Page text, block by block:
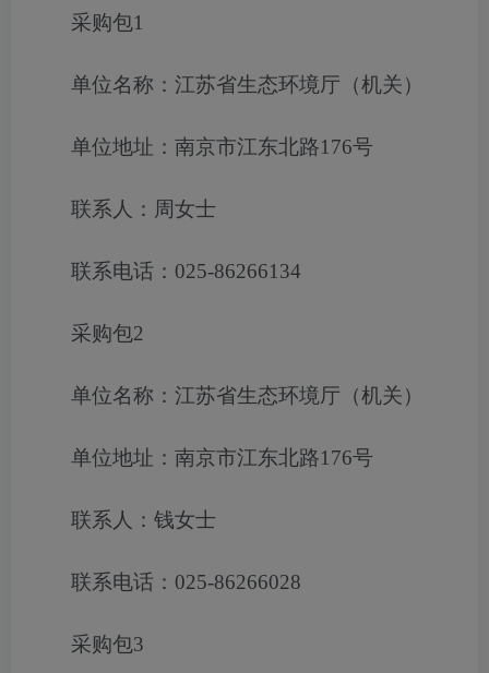
采购包1
单位名称：江苏省生态环境厅（机关）
单位地址：南京市江东北路176号
联系人：周女士
联系电话：025-86266134
采购包2
单位名称：江苏省生态环境厅（机关）
单位地址：南京市江东北路176号
联系人：钱女士
联系电话：025-86266028
采购包3